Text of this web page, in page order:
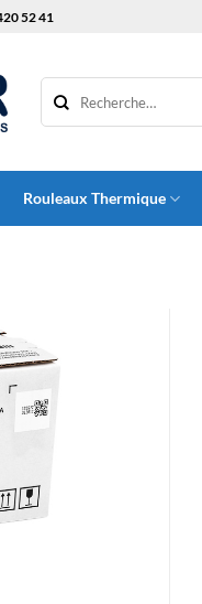
52 41
Rouleaux Thermique